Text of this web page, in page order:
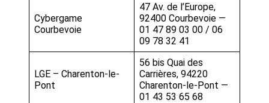
Cybergame
Courbevoie
47 Av. de l’Europe,
92400 Courbevoie —
01 47 89 03 00 / 06
09 78 32 41
LGE – Charenton-le-
Pont
56 bis Quai des
Carrières, 94220
Charenton-le-Pont —
01 43 53 65 68